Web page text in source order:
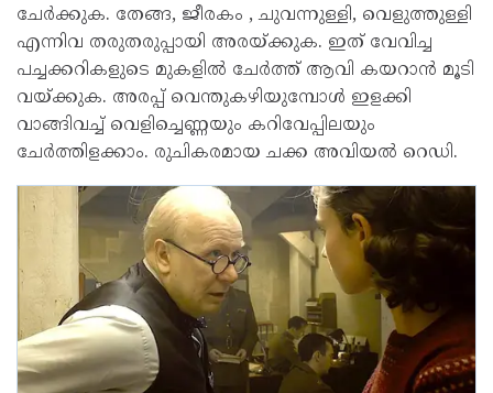
ചേർക്കുക. തേങ്ങ, ജീരകം , ചുവന്നുള്ളി, വെളുത്തുള്ളി
എന്നിവ തരുതരുപ്പായി അരയ്ക്കുക. ഇത് വേവിച്ച
പച്ചക്കറികളുടെ മുകളിൽ ചേർത്ത് ആവി കയറാൻ മൂടി
വയ്ക്കുക. അരപ്പ് വെന്തുകഴിയുമ്പോൾ ഇളക്കി
വാങ്ങിവച്ച് വെളിച്ചെണ്ണയും കറിവേപ്പിലയും
ചേർത്തിളക്കാം. രുചികരമായ ചക്ക അവിയൽ റെഡി.